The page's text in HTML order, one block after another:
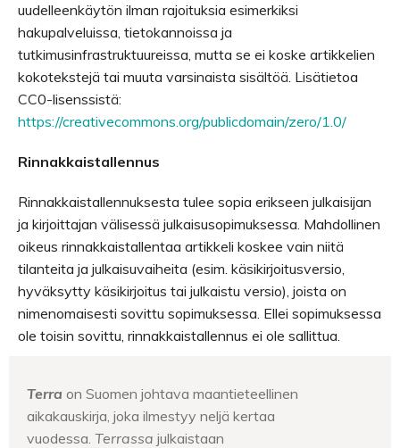
uudelleenkäytön ilman rajoituksia esimerkiksi
hakupalveluissa, tietokannoissa ja
tutkimusinfrastruktuureissa, mutta se ei koske artikkelien
kokotekstejä tai muuta varsinaista sisältöä. Lisätietoa
CC0-lisenssistä:
https://creativecommons.org/publicdomain/zero/1.0/
Rinnakkaistallennus
Rinnakkaistallennuksesta tulee sopia erikseen julkaisijan
ja kirjoittajan välisessä julkaisusopimuksessa. Mahdollinen
oikeus rinnakkaistallentaa artikkeli koskee vain niitä
tilanteita ja julkaisuvaiheita (esim. käsikirjoitusversio,
hyväksytty käsikirjoitus tai julkaistu versio), joista on
nimenomaisesti sovittu sopimuksessa. Ellei sopimuksessa
ole toisin sovittu, rinnakkaistallennus ei ole sallittua.
Terra on Suomen johtava maantieteellinen
aikakauskirja, joka ilmestyy neljä kertaa
vuodessa. Terrassa julkaistaan